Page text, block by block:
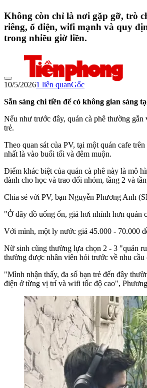
Không còn chỉ là nơi gặp gỡ, trò
riêng, ổ điện, wifi mạnh và quy
trong nhiều giờ liền.
10/5/20261 liên quanGốc
Sẵn sàng chi tiền để có không gian sáng
Nếu như trước đây, quán cà phê thường
trẻ.
Theo quan sát của PV, tại một quán cafe
nhất là vào buổi tối và đêm muộn.
Điểm khác biệt của quán cà phê này là mô
dành cho học và trao đổi nhóm, tầng 2 và
Chia sẻ với PV, bạn Nguyễn Phương Anh
"Ở đây đồ uống ổn, giá hơi nhỉnh hơn quán
Với mình, một ly nước giá 45.000 - 70.000
Nữ sinh cũng thường lựa chọn 2 - 3 "quán
thường được nhân viên hỏi trước về nhu
"Mình nhận thấy, đa số bạn trẻ đến đây
điện ở từng vị trí và wifi tốc độ cao",